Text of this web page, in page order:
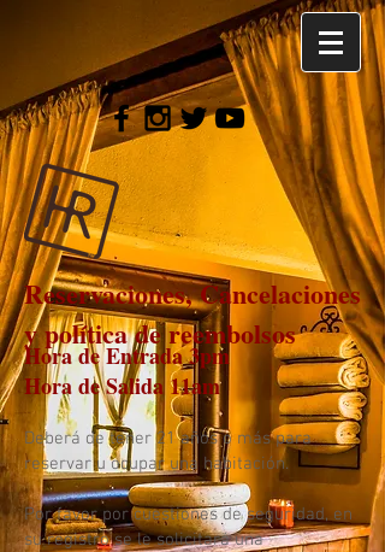
Reservaciones, Cancelaciones
y política de reembolsos
Hora de Entrada 3pm
Hora de Salida 11am
Deberá de tener 21 años o más para
reservar u ocupar una habitación.
Por favor por cuestiones de seguridad, en
su registro se le solicitará una